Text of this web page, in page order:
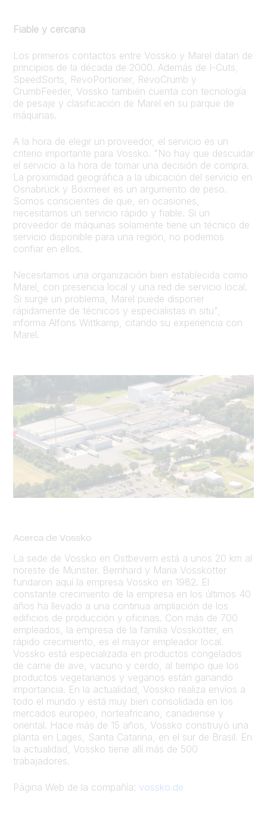
Fiable y cercana
Los primeros contactos entre Vossko y Marel datan de
principios de la década de 2000. Además de I-Cuts,
SpeedSorts, RevoPortioner, RevoCrumb y
CrumbFeeder, Vossko también cuenta con tecnología
de pesaje y clasificación de Marel en su parque de
máquinas.
A la hora de elegir un proveedor, el servicio es un
criterio importante para Vossko. "No hay que descuidar
el servicio a la hora de tomar una decisión de compra.
La proximidad geográfica a la ubicación del servicio en
Osnabrück y Boxmeer es un argumento de peso.
Somos conscientes de que, en ocasiones,
necesitamos un servicio rápido y fiable. Si un
proveedor de máquinas solamente tiene un técnico de
servicio disponible para una región, no podemos
confiar en ellos.
Necesitamos una organización bien establecida como
Marel, con presencia local y una red de servicio local.
Si surge un problema, Marel puede disponer
rápidamente de técnicos y especialistas in situ",
informa Alfons Wittkamp, citando su experiencia con
Marel.
Acerca de Vossko
La sede de Vossko en Ostbevern está a unos 20 km al
noreste de Münster. Bernhard y Maria Vosskötter
fundaron aquí la empresa Vossko en 1982. El
constante crecimiento de la empresa en los últimos 40
años ha llevado a una continua ampliación de los
edificios de producción y oficinas. Con más de 700
empleados, la empresa de la familia Vosskötter, en
rápido crecimiento, es el mayor empleador local.
Vossko está especializada en productos congelados
de carne de ave, vacuno y cerdo, al tiempo que los
productos vegetarianos y veganos están ganando
importancia. En la actualidad, Vossko realiza envíos a
todo el mundo y está muy bien consolidada en los
mercados europeo, norteafricano, canadiense y
oriental. Hace más de 15 años, Vossko construyó una
planta en Lages, Santa Catarina, en el sur de Brasil. En
la actualidad, Vossko tiene allí más de 500
trabajadores.
Página Web de la compañía: vossko.de